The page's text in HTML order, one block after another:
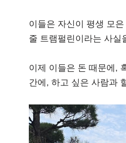
이들은 자신이 평생 모
줄 트램펄린이라는 사실
이제 이들은 돈 때문에,
간에, 하고 싶은 사람과